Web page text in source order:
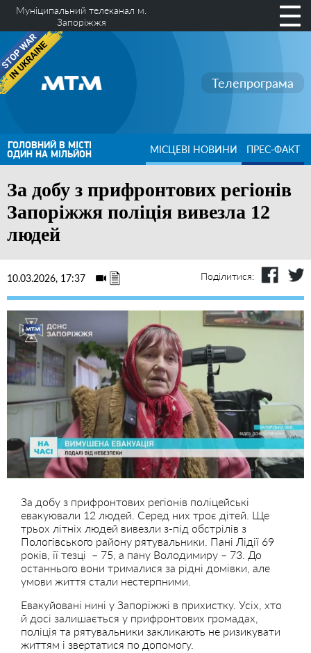
Муніципальний телеканал м.
Запоріжжя
Телепрограма
ГОЛОВНИЙ В МІСТІ
ОДИН НА МІЛЬЙОН МІСЦЕВІ НОВИНИ ПРЕС-ФАКТ
За добу з прифронтових регіонів
Запоріжжя поліція вивезла 12
людей
10.03.2026, 17:37 Поділитися:
За добу з прифронтових регіонів поліцейські
евакуювали 12 людей. Серед них троє дітей. Ще
трьох літніх людей вивезли з-під обстрілів з
Пологівського району рятувальники. Пані Лідії 69
років, її тезці – 75, а пану Володимиру – 73. До
останнього вони трималися за рідні домівки, але
умови життя стали нестерпними.
Евакуйовані нині у Запоріжжі в прихистку. Усіх, хто
й досі залишається у прифронтових громадах,
поліція та рятувальники закликають не ризикувати
життям і звертатися по допомогу.